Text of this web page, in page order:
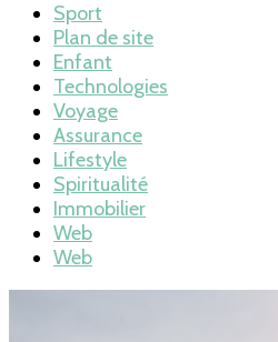
Sport
Plan de site
Enfant
Technologies
Voyage
Assurance
Lifestyle
Spiritualité
Immobilier
Web
Web